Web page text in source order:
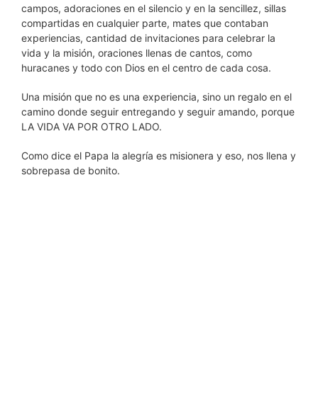
campos, adoraciones en el silencio y en la sencillez, sillas
compartidas en cualquier parte, mates que contaban
experiencias, cantidad de invitaciones para celebrar la
vida y la misión, oraciones llenas de cantos, como
huracanes y todo con Dios en el centro de cada cosa.
Una misión que no es una experiencia, sino un regalo en el
camino donde seguir entregando y seguir amando, porque
LA VIDA VA POR OTRO LADO.
Como dice el Papa la alegría es misionera y eso, nos llena y
sobrepasa de bonito.